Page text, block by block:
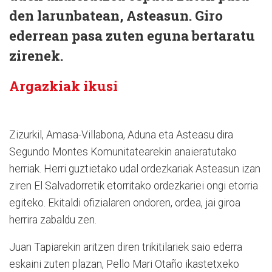
den larunbatean, Asteasun. Giro
ederrean pasa zuten eguna bertaratu
zirenek.
Argazkiak ikusi
Zizurkil, Amasa-Villabona, Aduna eta Asteasu dira
Segundo Montes Komunitatearekin anaieratutako
herriak. Herri guztietako udal ordezkariak Asteasun izan
ziren El Salvadorretik etorritako ordezkariei ongi etorria
egiteko. Ekitaldi ofizialaren ondoren, ordea, jai giroa
herrira zabaldu zen.
Juan Tapiarekin aritzen diren trikitilariek saio ederra
eskaini zuten plazan, Pello Mari Otaño ikastetxeko